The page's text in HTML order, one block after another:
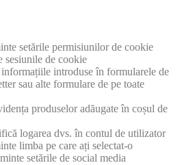
setările permisiunilor de cookie
sesiunile de cookie
introduse în formularele de
sau alte formulare de pe toate
produselor adăugate în coșul de
logarea dvs. în contul de utilizator
limba pe care ați selectat-o
setările de social media